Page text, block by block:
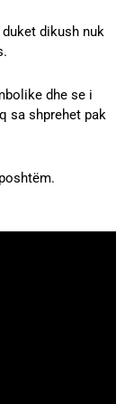
dikush nuk
dhe se i
sa shprehet pak